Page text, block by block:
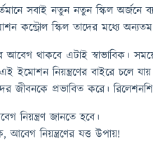
সবাই নতুন নতুন স্কিল অর্জনে
কন্ট্রোল স্কিল তাদের মধ্যে
আবেগ থাকবে এটাই স্বাভাবিক।
এই ইমোশন নিয়ন্ত্রণের বাইরে চলে
জীবনকে প্রভাবিত করে।
নিয়ন্ত্রণ জানতে হবে।
আবেগ নিয়ন্ত্রণের যত্ত উপায়!